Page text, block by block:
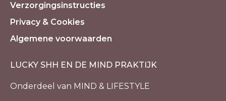
Verzorgingsinstructies
Privacy & Cookies
Algemene voorwaarden
LUCKY SHH EN DE MIND PRAKTIJK
Onderdeel van MIND & LIFESTYLE